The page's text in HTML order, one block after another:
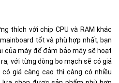
thích với chip CPU và RAM khác
tốt và phù hợp nhất, bạn
của máy để đảm bảo máy sẽ hoạt
với từng dòng bo mạch sẽ có giá
có giá càng cao thì càng có nhiều